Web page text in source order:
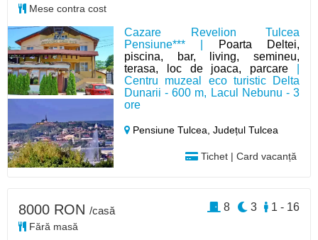
Cazare Revelion Tulcea
Pensiune*** |
Poarta Deltei,
piscina, bar, living, semineu,
terasa, loc de joaca, parcare
Centru muzeal eco turistic Delta
Dunarii - 600 m, Lacul Nebunu - 3
ore
Pensiune Tulcea,Județul Tulcea
Tichet | Card vacanță
Mese contra cost
8000 RON /casă
Fără masă
1 - 16
3
8